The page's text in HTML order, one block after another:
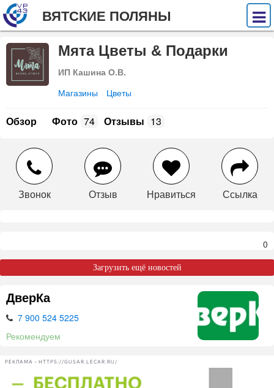
ВЯТСКИЕ ПОЛЯНЫ
Мята Цветы & Подарки
ИП Кашина О.В.
Магазины Цветы
Обзор Фото 74 Отзывы 13
Звонок Отзыв Нравиться Ссылка
0
Загрузить ещё новостей
ДверКа
7 900 524 5225
Рекомендуем
РЕКЛАМА • HTTPS://GUSAR.LECAR.RU/